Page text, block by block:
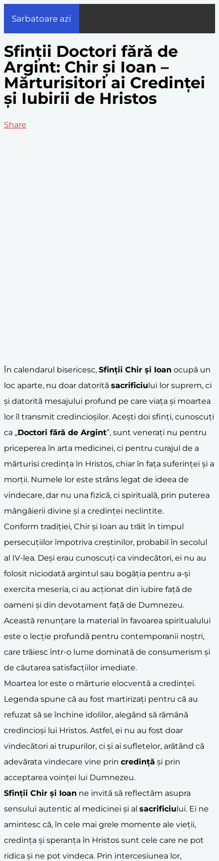
Sarbatoare azi
Sfinții Doctori fără de
Argint: Chir și Ioan –
Mărturisitori ai Credinței
și Iubirii de Hristos
Share
În calendarul bisericesc, Sfinții Chir și Ioan ocupă un
loc aparte, nu doar datorită sacrificiului lor suprem, ci
și datorită mesajului profund pe care viața și moartea
lor îl transmit credincioșilor. Acești doi sfinți, cunoscuți
ca „Doctori fără de Argint”, sunt venerați nu pentru
priceperea în arta medicinei, ci pentru curajul de a
mărturisi credința în Hristos, chiar în fața suferinței și a
morții. Numele lor este strâns legat de ideea de
vindecare, dar nu una fizică, ci spirituală, prin puterea
mângâierii divine și a credinței neclintite.
Conform tradiției, Chir și Ioan au trăit în timpul
persecuțiilor împotriva creștinilor, probabil în secolul
al IV-lea. Deși erau cunoscuți ca vindecători, ei nu au
folosit niciodată argintul sau bogăția pentru a-și
exercita meseria, ci au acționat din iubire față de
oameni și din devotament față de Dumnezeu.
Această renunțare la material în favoarea spiritualului
este o lecție profundă pentru contemporanii noștri,
care trăiesc într-o lume dominată de consumerism și
de căutarea satisfacțiilor imediate.
Moartea lor este o mărturie elocventă a credinței.
Legenda spune că au fost martirizați pentru că au
refuzat să se închine idolilor, alegând să rămână
credincioși lui Hristos. Astfel, ei nu au fost doar
vindecători ai trupurilor, ci și ai sufletelor, arătând că
adevărata vindecare vine prin credință și prin
acceptarea voinței lui Dumnezeu.
Sfinții Chir și Ioan ne invită să reflectăm asupra
sensului autentic al medicinei și al sacrificiului. Ei ne
amintesc că, în cele mai grele momente ale vieții,
credința și speranța în Hristos sunt cele care ne pot
ridica și ne pot vindeca. Prin intercesiunea lor,